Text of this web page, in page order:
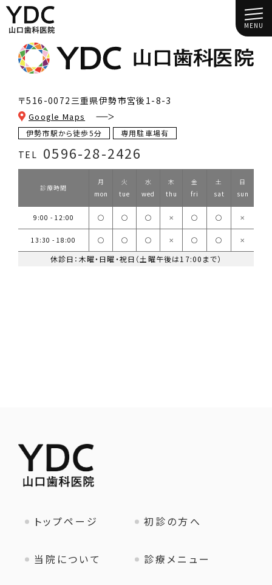
MENU
〒516-0072 三重県伊勢市宮後1-8-3
Google Maps
伊勢市駅から徒歩5分 専用駐車場有
TEL 0596-28-2426
診療時間
月
mon
火
tue
水
wed
木
thu
金
fri
土
sat
日
sun
9:00 - 12:00 ◯ ◯ ◯ ✕ ◯ ◯ ✕
13:30 - 18:00 ◯ ◯ ◯ ✕ ◯ ◯ ✕
休診日：木曜・日曜・祝日（土曜午後は17:00まで）
トップページ 初診の方へ
当院について 診療メニュー